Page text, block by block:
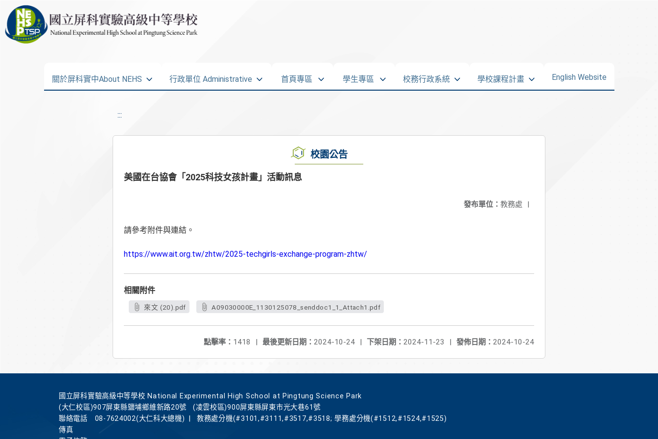
關於屏科實中About NEHS 行政單位 Administrative 首頁專區 學生專區 校務行政系統 學校課程計畫 English Website
:::
校園公告
美國在台協會「2025科技女孩計畫」活動訊息
發布單位： 教務處 |
請參考附件與連結。
https://www.ait.org.tw/zhtw/2025-techgirls-exchange-program-zhtw/
相關附件
來文 (20).pdf A09030000E_1130125078_senddoc1_1_Attach1.pdf
發佈日期： 2024-10-24
下架日期： 2024-11-23 |
最後更新日期： 2024-10-24 |
點擊率： 1418 |
國立屏科實驗高級中等學校 National Experimental High School at Pingtung Science Park
(大仁校區)907屏東縣鹽埔鄉維新路20號
(凌雲校區)900屏東縣屏東市光大巷61號
聯絡電話
08-7624002(大仁科大總機)
教務處分機(#3101,#3111,#3517,#3518; 學務處分機(#1512,#1524,#1525)
傳真